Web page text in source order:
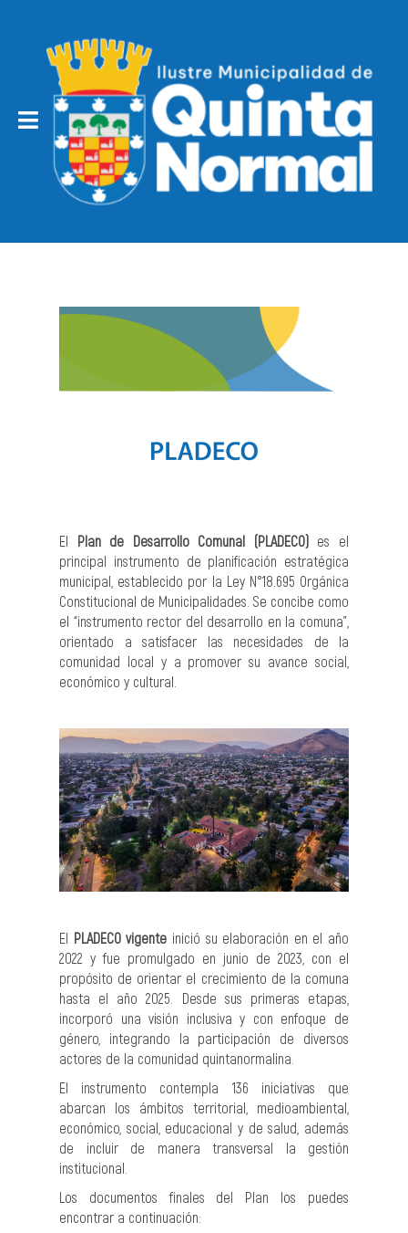
El Plan de Desarrollo Comunal (PLADECO)es el
principal instrumento de planificación estratégica
municipal, establecido por la Ley N°18.695 Orgánica
Constitucional de Municipalidades. Se concibe como
el “instrumento rector del desarrollo en la comuna”,
orientado a satisfacer las necesidades de la
comunidad local y a promover su avance social,
económico y cultural.
El PLADECO vigente inició su elaboración en el año
2022 y fue promulgado en junio de 2023, con el
propósito de orientar el crecimiento de la comuna
hasta el año 2025. Desde sus primeras etapas,
incorporó una visión inclusiva y con enfoque de
género, integrando la participación de diversos
actores de la comunidad quintanormalina.
El instrumento contempla 136 iniciativas que
abarcan los ámbitos territorial, medioambiental,
económico, social, educacional y de salud, además
de incluir de manera transversal la gestión
institucional.
Los documentos finales del Plan los puedes
encontrar a continuación: